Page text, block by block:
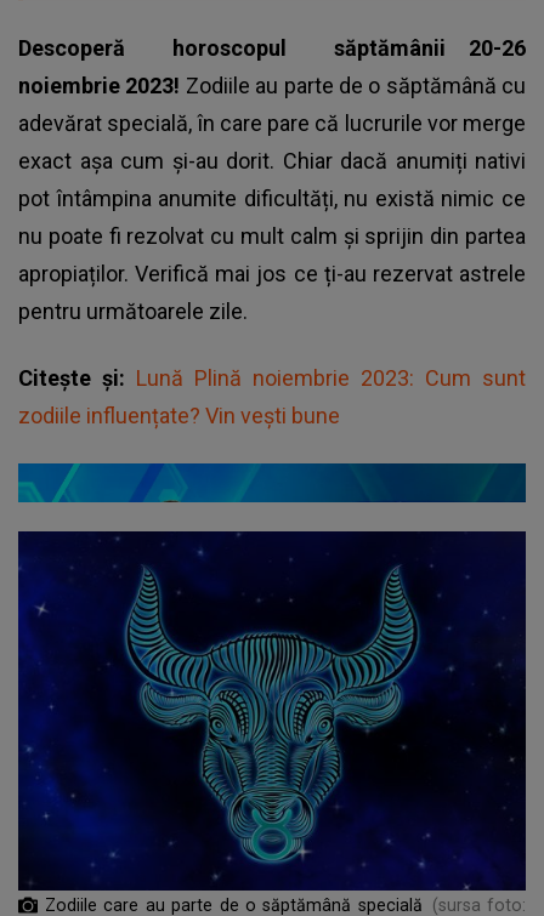
Descoperă horoscopul săptămânii 20-26
noiembrie 2023! Zodiile au parte de o săptămână cu
adevărat specială, în care pare că lucrurile vor merge
exact așa cum și-au dorit. Chiar dacă anumiți nativi
pot întâmpina anumite dificultăți, nu există nimic ce
nu poate fi rezolvat cu mult calm și sprijin din partea
apropiaților. Verifică mai jos ce ți-au rezervat astrele
pentru următoarele zile.
Citește și: Lună Plină noiembrie 2023: Cum sunt
zodiile influențate? Vin vești bune
Zodiile care au parte de o săptămână specială
(sursa foto: